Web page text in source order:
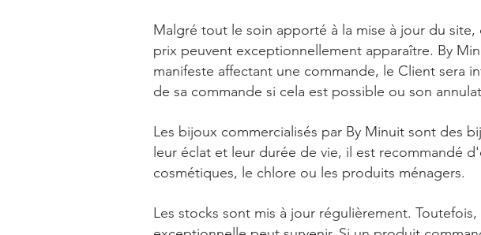
Malgré tout le soin apporté à la mise à jour du
prix peuvent exceptionnellement apparaître. By
manifeste affectant une commande, le Client sera
de sa commande si cela est possible ou son
Les bijoux commercialisés par By Minuit sont des
leur éclat et leur durée de vie, il est recommandé
cosmétiques, le chlore ou les produits ménagers.
Les stocks sont mis à jour régulièrement.